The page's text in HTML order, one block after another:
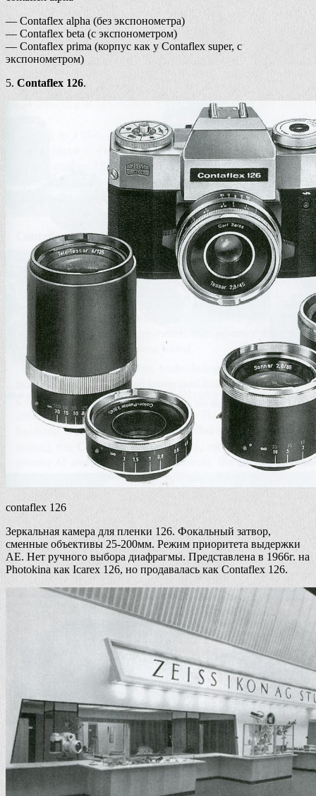
— Contaflex alpha (без экспонометра)
— Contaflex beta (с экспонометром)
— Contaflex prima (корпус как у Contaflex super, с
экспонометром)
5. Contaflex 126.
contaflex 126
Зеркальная камера для пленки 126. Фокальный затвор,
сменные объективы 25-200мм. Режим приоритета выдержки
АЕ. Нет ручного выбора диафрагмы. Представлена в 1966г. на
Photokina как Icarex 126, но продавалась как Contaflex 126.